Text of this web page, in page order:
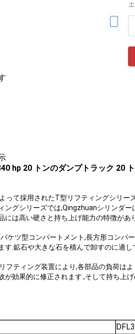
hp 20 トンのダンプトラック 20
って採用されたT型リフティングシリー
ングシリーズでは,Qingzhuanシリンダ
には高い硬さと持ち上げ能力の特徴があ
ケツ型コンパートメント,長方形コンパ
す.鉱石や大きな石を積んで卸すのに適し
フティング装置により,各部品の負荷は
が効果的に修正されます.,そして持ち上